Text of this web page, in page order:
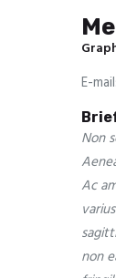
E-mail:
Non
Ac
non